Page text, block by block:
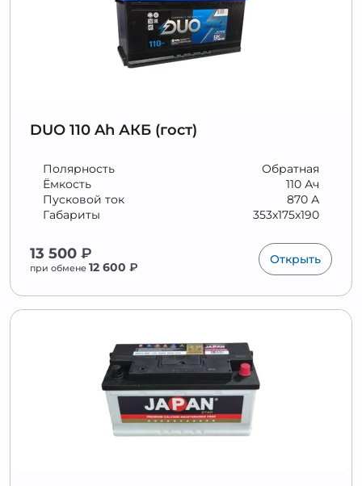
DUO 110 Ah АКБ (гост)
Обратная
Полярность
110 Ач
Ёмкость
870 А
Пусковой ток
353x175x190
Габариты
13 500 ₽
при обмене 12 600 ₽
Открыть